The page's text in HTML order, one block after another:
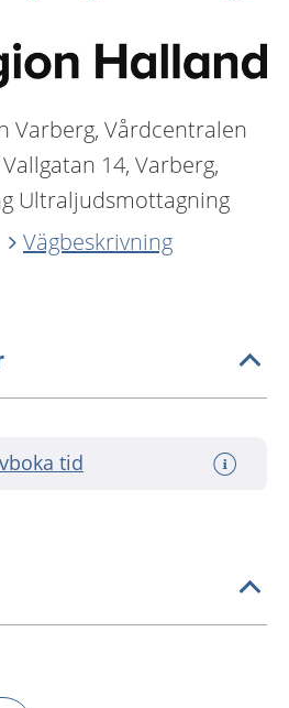
Varberg, Vårdcentralen
14, Varberg,
Ultraljudsmottagning
Vägbeskrivning
tid